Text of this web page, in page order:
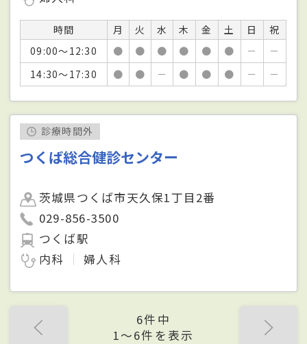
時間 月 火 水 木 金 土 日
祝
09:00～12:30
● ● ● ● ● ● －
－
14:30～17:30
● ● － ● ● ● － －
診療時間外
つくば総合健診センター
茨城県つくば市天久保1丁目2番
029-856-3500
つくば駅
内科
婦人科
6件中
1〜6件を表示